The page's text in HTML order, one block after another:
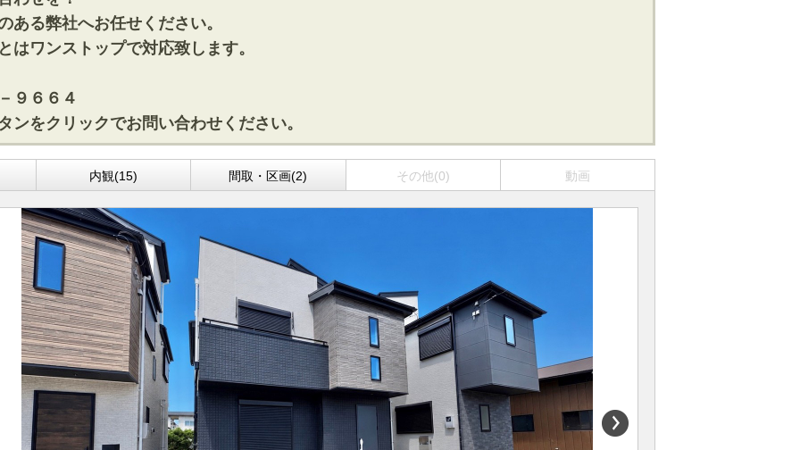
ある弊社へお任せください。
はワンストップで対応致します。
９６６４
をクリックでお問い合わせください。
内観(15) 間取・区画(2) その他(0) 動画